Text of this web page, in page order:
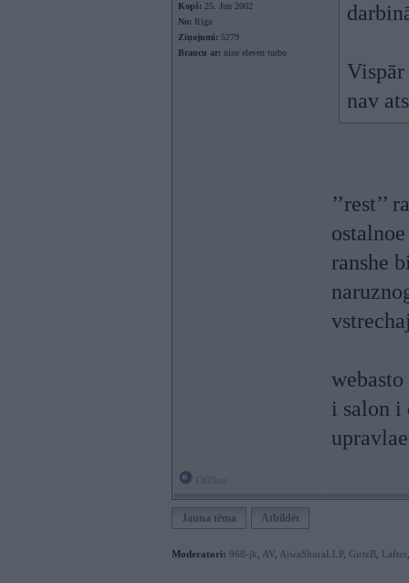
Kopš: 25. Jun 2002
No: Rīga
Ziņojumi: 5279
Braucu ar: nine eleven turbo
nav
ranshe
i salon i
Jauna tēma Atbildēt
Moderatori: 968-jk AV AiwaShuraLLP, GirtzB Lafter